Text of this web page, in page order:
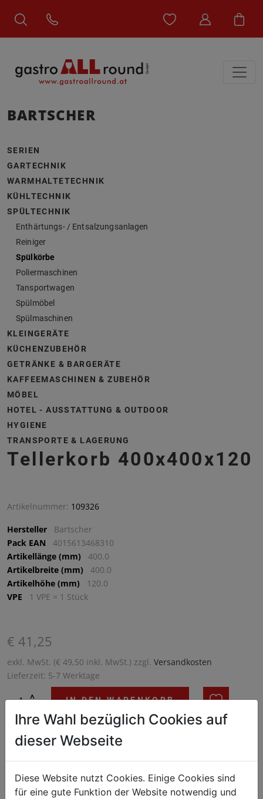
BARTSCHER
SERIEN
GARTECHNIK
WARMHALTETECHNIK
KÜHLTECHNIK
SPÜLTECHNIK
Enthärtungs- / Entsalzungsanlagen
Reiniger
Spülkörbe
Poliermaschinen
Tansportwagen
Spülmöbel
Spülmaschinen
KLEINGERÄTE
KÜCHENZUBEHÖR
GETRÄNKE & BARGERÄTE
KAFFEEMASCHINEN & ZUBEHÖR
MÖBEL
HOTEL - AUSSTATTUNG & OUTDOOR
HYGIENE
TRANSPORTE & LAGERUNG
Tellerkorb 400x400x120
Artikelnummer: 109326
Hersteller
Bartscher
Pack EAN
4015613468310
Artikellänge (mm)
400.0
Artikelbreite (mm)
400.0
Artikelhöhe (mm)
120.0
VPE
1 VPE = 1 Stück
€ 41,25
exkl. MwSt. (€ 49,50 inkl. MwSt.) zzgl. Versandkosten
Lieferzeit: 5-7 Werktage
^
IN DEN WARENKORB
Ihre Wahl bezüglich Cookies auf
dieser Webseite
Diese Website nutzt Cookies. Einige Cookies sind
für eine gute Funktion der Website notwendig und